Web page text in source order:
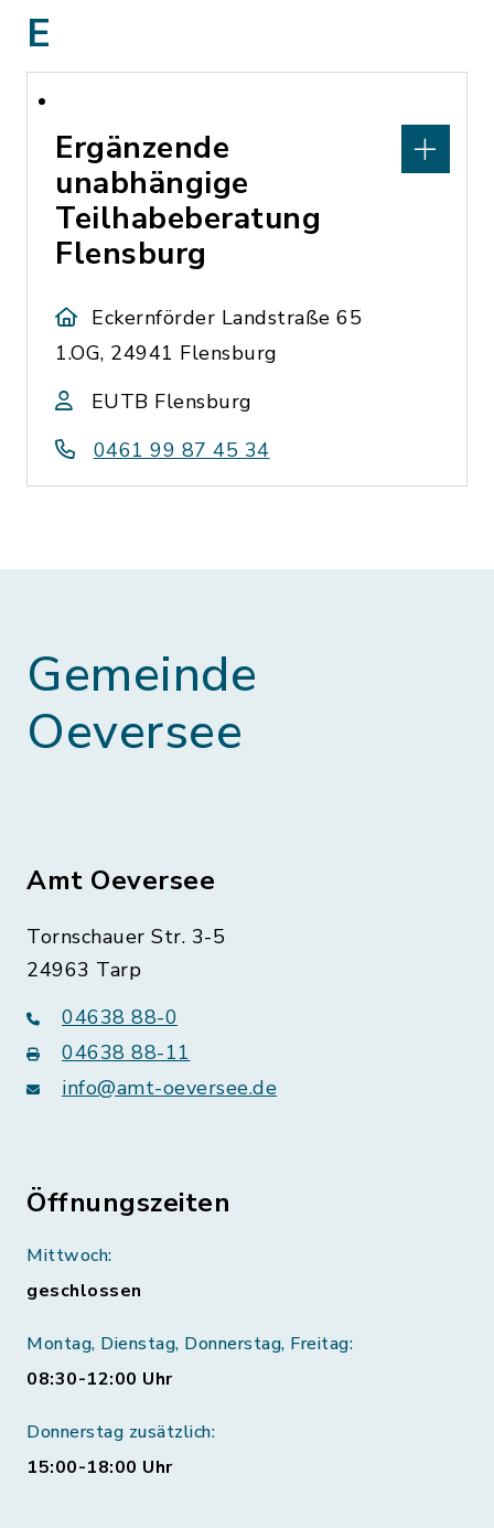
E
Ergänzende
unabhängige
Teilhabeberatung
Flensburg
Eckernförder Landstraße 65
1.OG, 24941 Flensburg
EUTB Flensburg
0461 99 87 45 34
Gemeinde
Oeversee
Amt Oeversee
Tornschauer Str. 3-5
24963 Tarp
04638 88-0
04638 88-11
info@amt-oeversee.de
Öffnungszeiten
Mittwoch:
geschlossen
Montag, Dienstag, Donnerstag, Freitag:
08:30-12:00 Uhr
Donnerstag zusätzlich:
15:00-18:00 Uhr